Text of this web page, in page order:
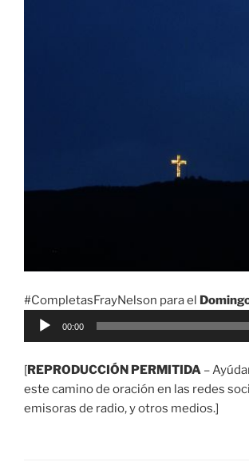
#CompletasFrayNelson para el
Reproductor
00:00
[REPRODUCCIÓN PERMITIDA –
este camino de oración en las redes
emisoras de radio, y otros medios.]